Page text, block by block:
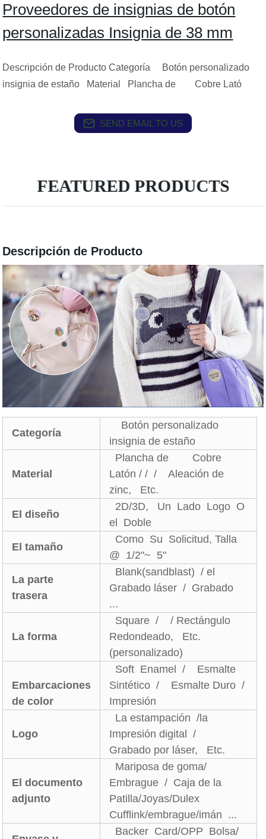
Proveedores de insignias de botón
personalizadas Insignia de 38 mm
Descripción de Producto Categoría Botón personalizado
insignia de estaño Material Plancha de Cobre Lató
SEND EMAIL TO US
FEATURED PRODUCTS
Descripción de Producto
Categoría
Botón personalizado
insignia de estaño
Material
Plancha de Cobre
Latón / / / Aleación de
zinc, Etc.
El diseño
2D/3D, Un Lado Logo O
el Doble
El tamaño
Como Su Solicitud, Talla
@ 1/2"~ 5"
La parte
trasera
Blank(sandblast) / el
Grabado láser / Grabado
...
La forma
Square / / Rectángulo
Redondeado, Etc.
(personalizado)
Embarcaciones
de color
Soft Enamel / Esmalte
Sintético / Esmalte Duro /
Impresión
Logo
La estampación /la
Impresión digital /
Grabado por láser, Etc.
El documento
adjunto
Mariposa de goma/
Embrague / Caja de la
Patilla/Joyas/Dulex
Cufflink/embrague/imán ...
Backer Card/OPP Bolsa/